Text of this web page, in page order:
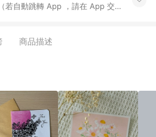
若自動跳轉 App ，請在 App 交
惠，例如首購優惠，P coins，
不在此限。 6. APP 請更新至
商品，禮物卡，開館保證金，補
9. LINE 購物站上之商品規格、
商品資訊頁及購物車不符，以
標示為準。 10. 點數紅包使用規
商品描述